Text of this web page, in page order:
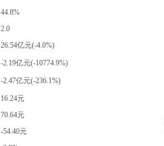
44.8%
2.0
26.54亿元(-4.0%)
-2.19亿元(-10774.9%)
-2.47亿元(-236.1%)
16.24元
70.64元
-54.40元